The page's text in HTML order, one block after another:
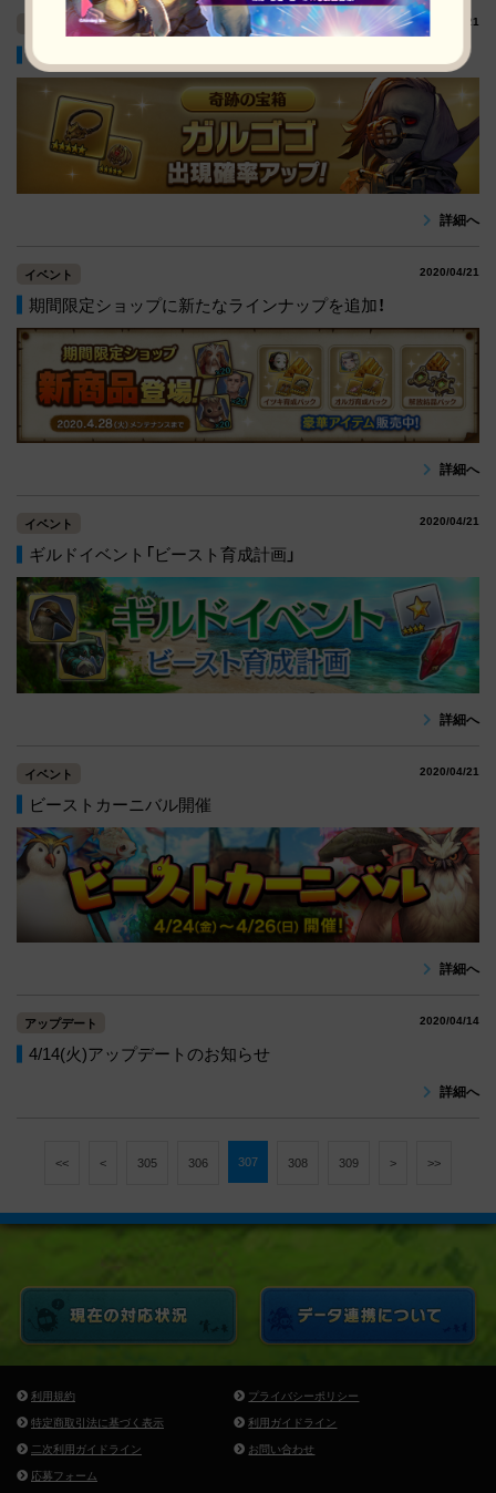
イベント 2020/04/21
「ガルゴゴ」ピックアップ！奇跡の宝箱！
詳細へ
イベント 2020/04/21
期間限定ショップに新たなラインナップを追加！
詳細へ
イベント 2020/04/21
ギルドイベント「ビースト育成計画」
詳細へ
イベント 2020/04/21
ビーストカーニバル開催
詳細へ
アップデート 2020/04/14
4/14(火)アップデートのお知らせ
詳細へ
<< < 305 306 307 308 309 > >>
利用規約
プライバシーポリシー
特定商取引法に基づく表示
利用ガイドライン
二次利用ガイドライン
お問い合わせ
応募フォーム